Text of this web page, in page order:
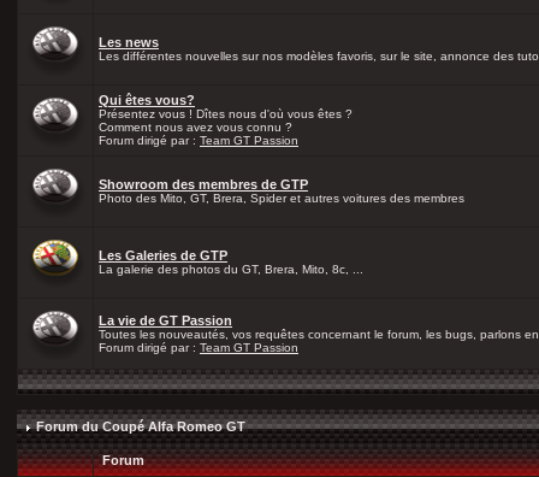
Les news
Les différentes nouvelles sur nos modèles favoris, sur le site, annonce des
Qui êtes vous?
Présentez vous ! Dîtes nous d'où vous êtes ?
Comment nous avez vous connu ?
Forum dirigé par : Team GT Passion
Showroom des membres de GTP
Photo des Mito, GT, Brera, Spider et autres voitures des membres
Les Galeries de GTP
La galerie des photos du GT, Brera, Mito, 8c, ...
La vie de GT Passion
Toutes les nouveautés, vos requêtes concernant le forum, les bugs, parlons
Forum dirigé par : Team GT Passion
Forum du Coupé Alfa Romeo GT
Forum